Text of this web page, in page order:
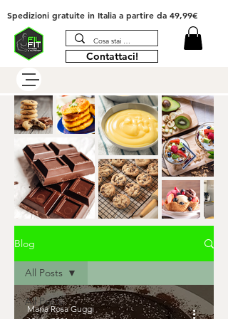
Spedizioni gratuite in Italia a partire da 49,99€
Contattaci!
Blog
All Posts
All Posts
Maria Rosa Guggi